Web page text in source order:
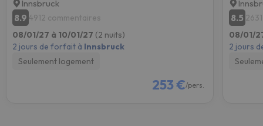
Innsbruck
8.9 4912 commentaires
08/01/27 à 10/01/27 (2 nuits)
2 jours de forfait à Innsbruck
Seulement logement
253 €/pers.
8.5
08/01/
2 jours